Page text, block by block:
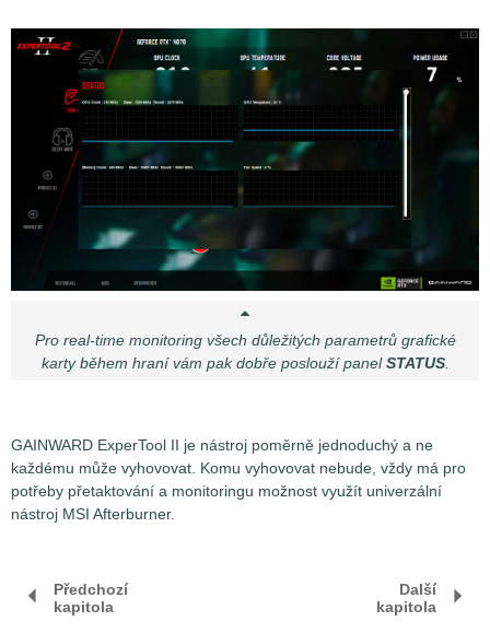
Pro real-time monitoring všech důležitých parametrů grafické
karty během hraní vám pak dobře poslouží panelSTATUS.
GAINWARD ExperTool II je nástroj poměrně jednoduchý a ne
každému může vyhovovat. Komu vyhovovat nebude, vždy má pro
potřeby přetaktování a monitoringu možnost využít univerzální
nástroj MSI Afterburner.
Předchozí
kapitola
Další
kapitola